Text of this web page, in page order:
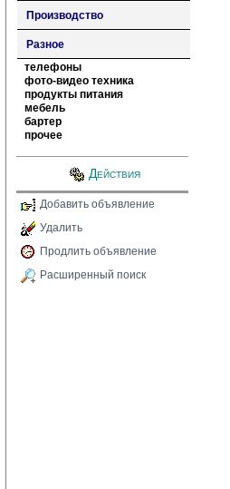
Производство
Разное
телефоны
фото-видео техника
продукты питания
мебель
бартер
прочее
Действия
Добавить объявление
Удалить
Продлить объявление
Расширенный поиск